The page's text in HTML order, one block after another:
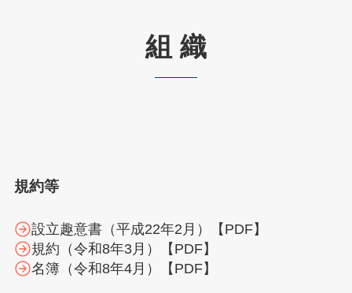
組 織
規約等
設立趣意書（平成22年2月）【PDF】
規約（令和8年3月）【PDF】
名簿（令和8年4月）【PDF】